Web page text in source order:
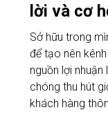
lời và cơ
Sở hữu trong
để tạo nên
nguồn lợi
chóng thu hút
khách hàng